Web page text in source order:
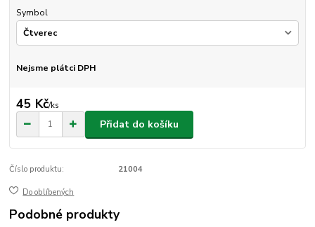
Symbol
Nejsme plátci DPH
45 Kč/ks
Přidat do košíku
Číslo produktu: 21004
Do oblíbených
Podobné produkty